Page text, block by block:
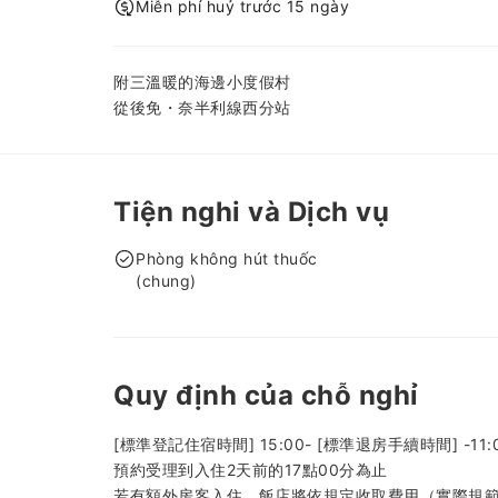
Miễn phí huỷ trước 15 ngày
附三溫暖的海邊小度假村
從後免・奈半利線西分站
Tiện nghi và Dịch vụ
Phòng không hút thuốc
(chung)
Quy định của chỗ nghỉ
[標準登記住宿時間] 15:00- [標準退房手續時間] -
預約受理到入住2天前的17點00分為止